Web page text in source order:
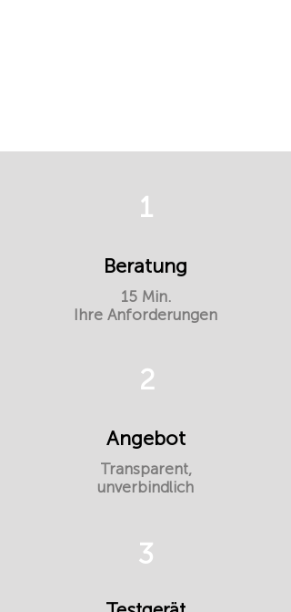
1
Beratung
15 Min.
Ihre Anforderungen
2
Angebot
Transparent,
unverbindlich
3